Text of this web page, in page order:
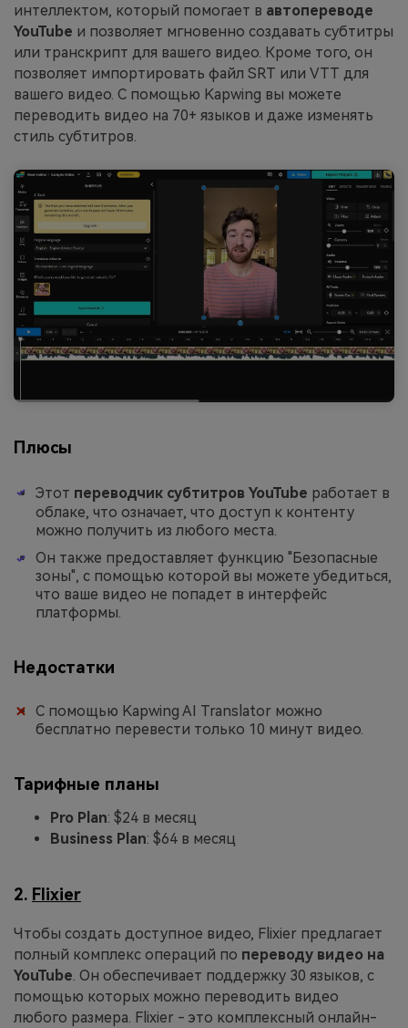
интеллектом, который помогает в автопереводе
YouTube и позволяет мгновенно создавать субтитры
или транскрипт для вашего видео. Кроме того, он
позволяет импортировать файл SRT или VTT для
вашего видео. С помощью Kapwing вы можете
переводить видео на 70+ языков и даже изменять
стиль субтитров.
Плюсы
Этот переводчик субтитров YouTube работает в
облаке, что означает, что доступ к контенту
можно получить из любого места.
Он также предоставляет функцию "Безопасные
зоны", с помощью которой вы можете убедиться,
что ваше видео не попадет в интерфейс
платформы.
Недостатки
С помощью Kapwing AI Translator можно
бесплатно перевести только 10 минут видео.
Тарифные планы
Pro Plan: $24 в месяц
Business Plan: $64 в месяц
2. Flixier
Чтобы создать доступное видео, Flixier предлагает
полный комплекс операций по переводу видео на
YouTube. Он обеспечивает поддержку 30 языков, с
помощью которых можно переводить видео
любого размера. Flixier - это комплексный онлайн-